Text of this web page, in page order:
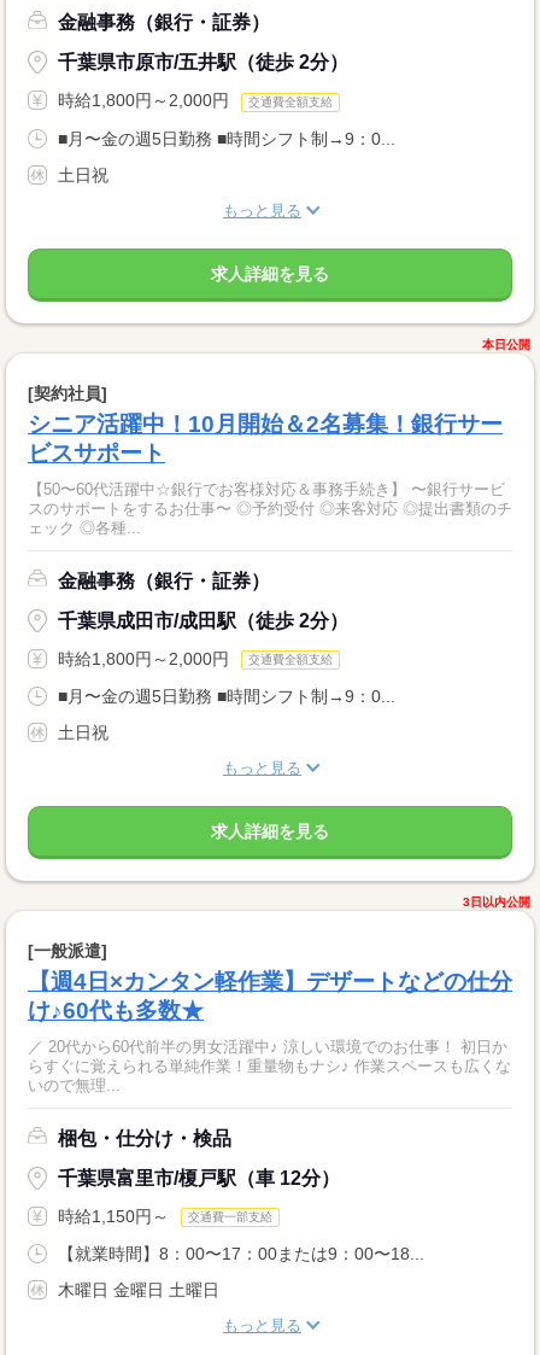
金融事務（銀行・証券）
千葉県市原市/五井駅（徒歩 2分）
時給1,800円～2,000円 交通費全額支給
■月〜金の週5日勤務 ■時間シフト制→9：0...
土日祝
もっと見る
求人詳細を見る
本日公開
[契約社員]
シニア活躍中！10月開始＆2名募集！銀行サー
ビスサポート
【50〜60代活躍中☆銀行でお客様対応＆事務手続き】 〜銀行サービ
スのサポートをするお仕事〜 ◎予約受付 ◎来客対応 ◎提出書類のチ
ェック ◎各種...
金融事務（銀行・証券）
千葉県成田市/成田駅（徒歩 2分）
時給1,800円～2,000円 交通費全額支給
■月〜金の週5日勤務 ■時間シフト制→9：0...
土日祝
もっと見る
求人詳細を見る
3日以内公開
[一般派遣]
【週4日×カンタン軽作業】デザートなどの仕分
け♪60代も多数★
／ 20代から60代前半の男女活躍中♪ 涼しい環境でのお仕事！ 初日か
らすぐに覚えられる単純作業！重量物もナシ♪ 作業スペースも広くな
いので無理...
梱包・仕分け・検品
千葉県富里市/榎戸駅（車 12分）
時給1,150円～ 交通費一部支給
【就業時間】8：00〜17：00または9：00〜18...
木曜日 金曜日 土曜日
もっと見る